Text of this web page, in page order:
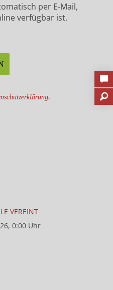
per E-Mail,
verfügbar ist.
.
VEREINT
0:00 Uhr